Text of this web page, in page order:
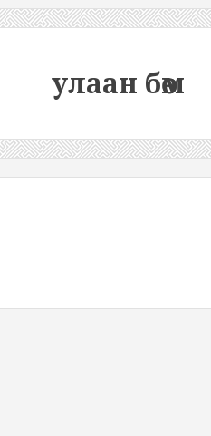
улаан бөөм